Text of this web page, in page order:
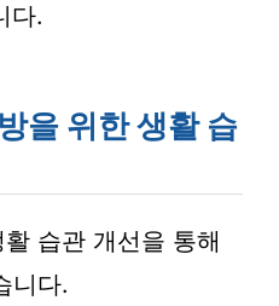
다.
을 위한 생활 습
습관 개선을 통해
니다.